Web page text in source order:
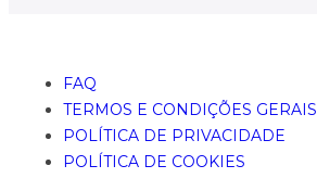
FAQ
TERMOS E CONDIÇÕES GERAIS
POLÍTICA DE PRIVACIDADE
POLÍTICA DE COOKIES